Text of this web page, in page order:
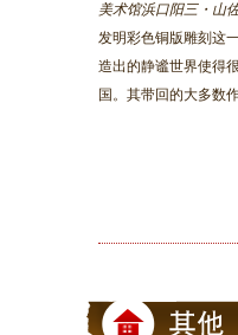
美术馆浜口阳三・山
发明彩色铜版雕刻这
造出的静谧世界使得
国。其带回的大多数